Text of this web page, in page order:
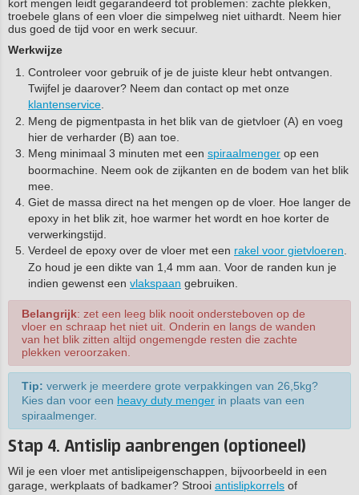
kort mengen leidt gegarandeerd tot problemen: zachte plekken,
troebele glans of een vloer die simpelweg niet uithardt. Neem hier
dus goed de tijd voor en werk secuur.
Werkwijze
Controleer voor gebruik of je de juiste kleur hebt ontvangen.
Twijfel je daarover? Neem dan contact op met onze
klantenservice
Meng de pigmentpasta in het blik van de gietvloer (A) en voeg
hier de verharder (B) aan toe.
Meng minimaal 3 minuten met een spiraalmenger op een
boormachine. Neem ook de zijkanten en de bodem van het blik
mee.
Giet de massa direct na het mengen op de vloer. Hoe langer de
epoxy in het blik zit, hoe warmer het wordt en hoe korter de
verwerkingstijd.
Verdeel de epoxy over de vloer met een rakel voor gietvloeren
Zo houd je een dikte van 1,4 mm aan. Voor de randen kun je
indien gewenst een vlakspaan gebruiken.
Belangrijk: zet een leeg blik nooit ondersteboven op de
vloer en schraap het niet uit. Onderin en langs de wanden
van het blik zitten altijd ongemengde resten die zachte
plekken veroorzaken.
Tip: verwerk je meerdere grote verpakkingen van 26,5kg?
Kies dan voor een heavy duty menger in plaats van een
spiraalmenger.
Stap 4. Antislip aanbrengen (optioneel)
Wil je een vloer met antislipeigenschappen, bijvoorbeeld in een
garage, werkplaats of badkamer? Strooi antislipkorrels of